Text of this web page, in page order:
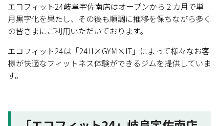
エコフィット24岐阜宇佐南店はオープンから２カ月で単
月黒字化を果たし、その後も順調に推移を保ちながら多く
の皆さまにご利用いただいております。
エコフィット24は「24H×GYM×IT」によって様々なお客
様が快適なフィットネス体験ができるジムを提供していま
す。